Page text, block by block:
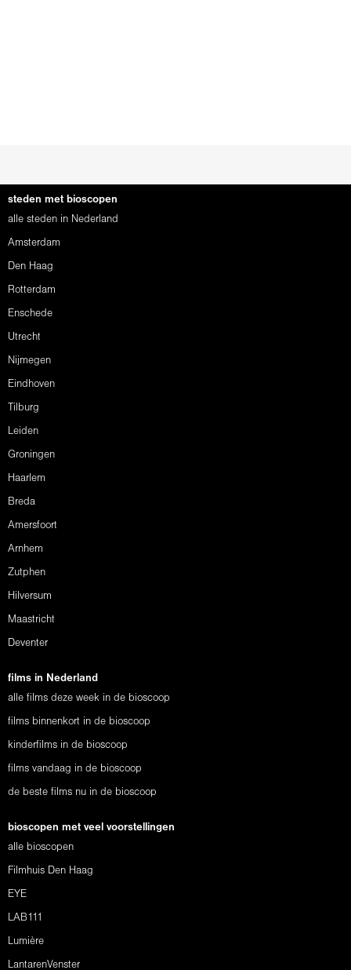
steden met bioscopen
alle steden in Nederland
Amsterdam
Den Haag
Rotterdam
Enschede
Utrecht
Nijmegen
Eindhoven
Tilburg
Leiden
Groningen
Haarlem
Breda
Amersfoort
Arnhem
Zutphen
Hilversum
Maastricht
Deventer
films in Nederland
alle films deze week in de bioscoop
films binnenkort in de bioscoop
kinderfilms in de bioscoop
films vandaag in de bioscoop
de beste films nu in de bioscoop
bioscopen met veel voorstellingen
alle bioscopen
Filmhuis Den Haag
EYE
LAB111
Lumière
LantarenVenster